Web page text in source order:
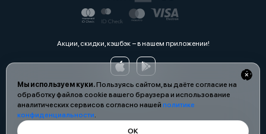
Мы используем куки.Пользуясь сайтом, вы даёте согласие на
обработку файлов cookie вашего браузера и использование
аналитических сервисов согласно нашей политике
конфиденциальности.
ОК
Акции, скидки, кэшбэк − в нашем приложении!